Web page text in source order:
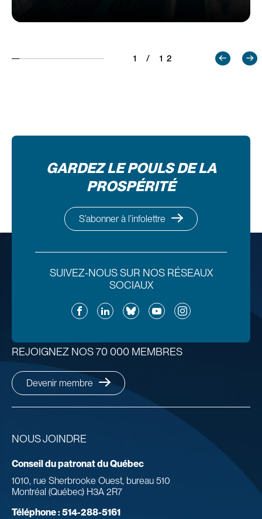
1 / 12
GARDEZ LE POULS DE LA
PROSPÉRITÉ
S’abonner à l’infolettre
SUIVEZ-NOUS SUR NOS RÉSEAUX
SOCIAUX
FacebookLinkedInBlueskyYouTubeInstagram
NOUS JOINDRE
Conseil du patronat du Québec
1010, rue Sherbrooke Ouest, bureau 510
Montréal (Québec) H3A 2R7
Téléphone :514-288-5161
REJOIGNEZ NOS 70 000 MEMBRES
Devenir membre